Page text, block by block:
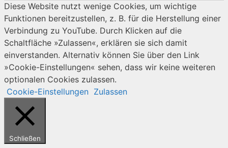
Diese Website nutzt wenige Cookies, um wichtige
Funktionen bereitzustellen, z. B. für die Herstellung einer
Verbindung zu YouTube. Durch Klicken auf die
Schaltfläche »Zulassen«, erklären sie sich damit
einverstanden. Alternativ können Sie über den Link
»Cookie-Einstellungen« sehen, dass wir keine weiteren
optionalen Cookies zulassen.
Cookie-Einstellungen Zulassen
Schließen